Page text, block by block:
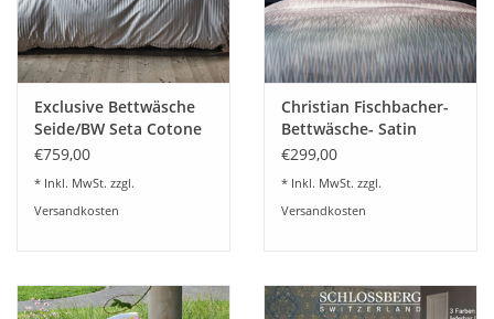
Edles aus Cashmere
Tisch & Küche
Kinder
Exclusive Bettwäsche
Seide/BW Seta Cotone
305 Bronze-Gold-Silber
€759,00
* Inkl. MwSt. zzgl.
Versandkosten
Christian Fischbacher-
Bettwäsche- Satin
RHYTHM
€299,00
* Inkl. MwSt. zzgl.
Versandkosten